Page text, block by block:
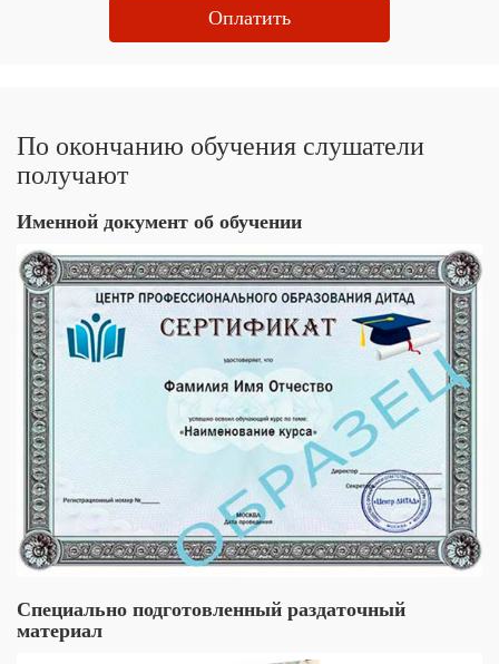
Оплатить
По окончанию обучения слушатели
получают
Именной документ об обучении
Специально подготовленный раздаточный
материал